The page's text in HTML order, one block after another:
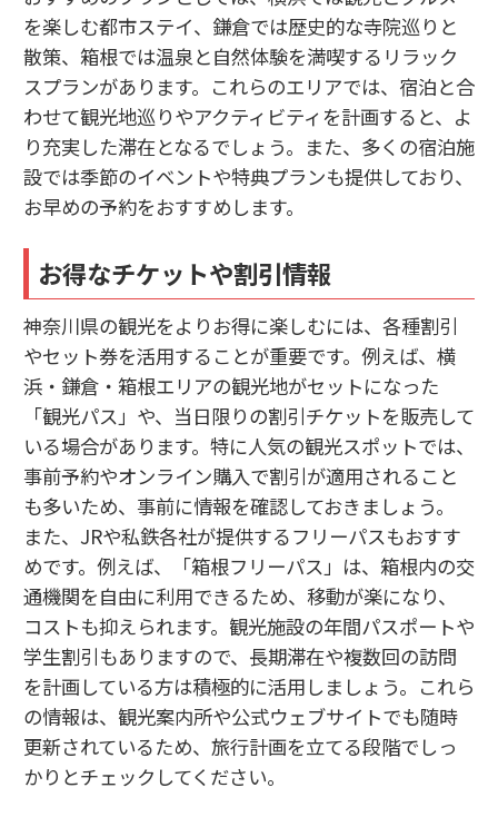
を楽しむ都市ステイ、鎌倉では歴史的な寺院巡りと
散策、箱根では温泉と自然体験を満喫するリラック
スプランがあります。これらのエリアでは、宿泊と合
わせて観光地巡りやアクティビティを計画すると、よ
り充実した滞在となるでしょう。また、多くの宿泊施
設では季節のイベントや特典プランも提供しており、
お早めの予約をおすすめします。
お得なチケットや割引情報
神奈川県の観光をよりお得に楽しむには、各種割引
やセット券を活用することが重要です。例えば、横
浜・鎌倉・箱根エリアの観光地がセットになった
「観光パス」や、当日限りの割引チケットを販売して
いる場合があります。特に人気の観光スポットでは、
事前予約やオンライン購入で割引が適用されること
も多いため、事前に情報を確認しておきましょう。
また、JRや私鉄各社が提供するフリーパスもおすす
めです。例えば、「箱根フリーパス」は、箱根内の交
通機関を自由に利用できるため、移動が楽になり、
コストも抑えられます。観光施設の年間パスポートや
学生割引もありますので、長期滞在や複数回の訪問
を計画している方は積極的に活用しましょう。これら
の情報は、観光案内所や公式ウェブサイトでも随時
更新されているため、旅行計画を立てる段階でしっ
かりとチェックしてください。